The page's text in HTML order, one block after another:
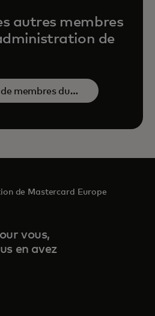
autres membres
de
membres du
de Mastercard Europe
vous,
en avez